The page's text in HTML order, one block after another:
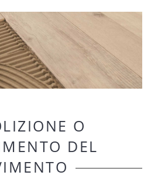
O
DEL